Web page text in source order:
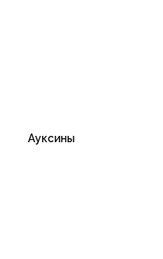
Ауксины